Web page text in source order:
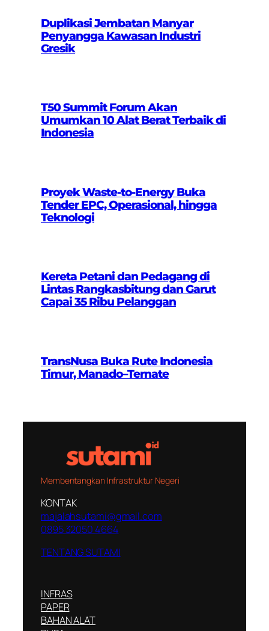
Duplikasi Jembatan Manyar
Penyangga Kawasan Industri
Gresik
T50 Summit Forum Akan
Umumkan 10 Alat Berat Terbaik di
Indonesia
Proyek Waste-to-Energy Buka
Tender EPC, Operasional, hingga
Teknologi
Kereta Petani dan Pedagang di
Lintas Rangkasbitung dan Garut
Capai 35 Ribu Pelanggan
TransNusa Buka Rute Indonesia
Timur, Manado–Ternate
Membentangkan Infrastruktur Negeri
KONTAK
majalahsutami@gmail.com
0895 32050 4664
TENTANG SUTAMI
INFRAS
PAPER
BAHAN ALAT